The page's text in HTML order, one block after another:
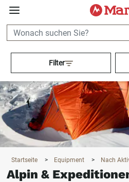
360°
Startseite > Equipment > Nach
Alpin &
Filter